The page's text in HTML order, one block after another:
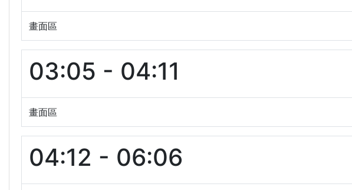
畫面區
03:05 - 04:11
畫面區
04:12 - 06:06